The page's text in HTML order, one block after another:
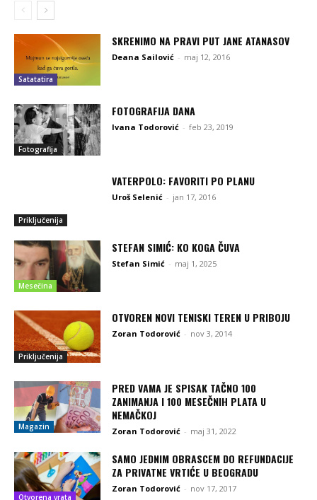
Satatatira
SKRENIMO NA PRAVI PUT JANE ATANASOV
Deana Sailović - maj 12, 2016
Fotografija
FOTOGRAFIJA DANA
Ivana Todorović - feb 23, 2019
Priključenija
VATERPOLO: FAVORITI PO PLANU
Uroš Selenić - jan 17, 2016
Mesečina
STEFAN SIMIĆ: KO KOGA ČUVA
Stefan Simić - maj 1, 2025
Priključenija
OTVOREN NOVI TENISKI TEREN U PRIBOJU
Zoran Todorović - nov 3, 2014
Magazin
PRED VAMA JE SPISAK TAČNO 100
ZANIMANJA I 100 MESEČNIH PLATA U
NEMAČKOJ
Zoran Todorović - maj 31, 2022
Otvorena vrata
SAMO JEDNIM OBRASCEM DO REFUNDACIJE
ZA PRIVATNE VRTIĆE U BEOGRADU
Zoran Todorović - nov 17, 2017